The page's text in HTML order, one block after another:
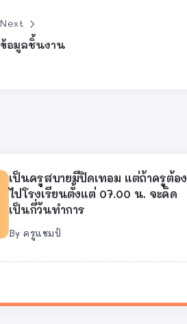
Next
ข้อมูลชิ้นงาน
เป็นครูสบายมีปิดเทอม แต่ถ้าครูต้อง
ไปโรงเรียนตั้งแต่ 07.00 น. จะคิด
เป็นกี่วันทำการ
By ครูแชมป์